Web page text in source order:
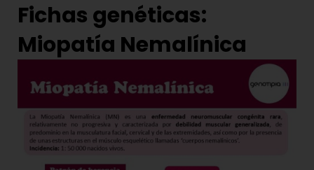
Fichas genéticas:
Miopatía Nemalínica